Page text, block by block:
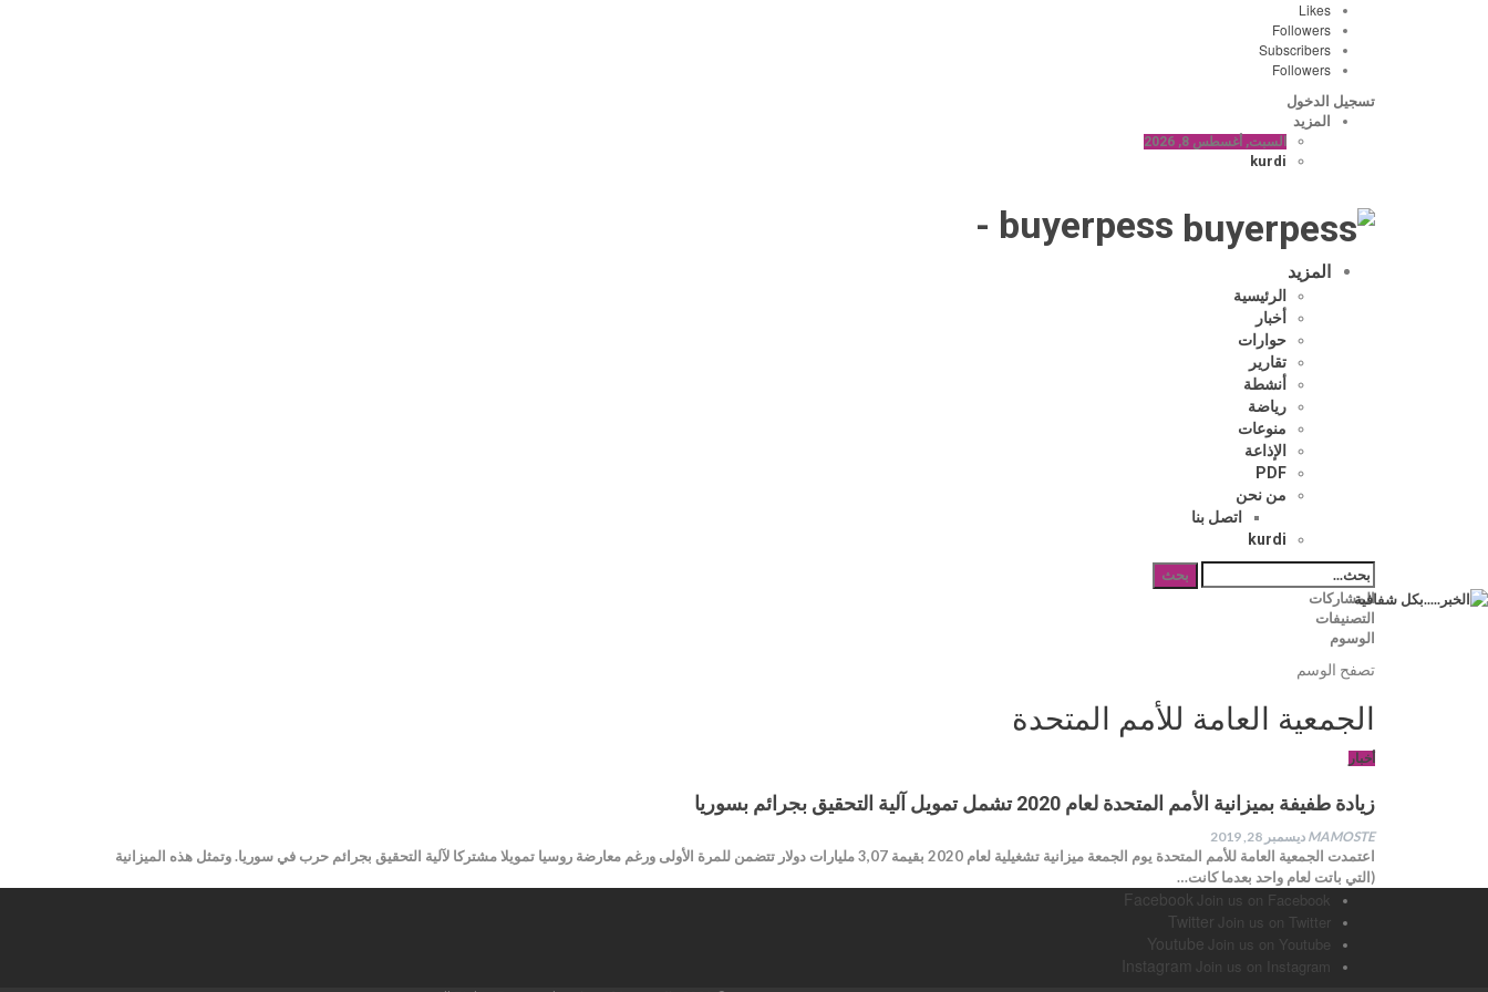
Likes
Followers
Subscribers
Followers
تسجيل الدخول
المزيد
السبت, أغسطس 8, 2026
kurdi
buyerpess -
المزيد
الرئيسية
أخبار
حوارات
تقارير
أنشطة
رياضة
منوعات
الإذاعة
PDF
من نحن
اتصل بنا
kurdi
المشاركات
التصنيفات
الوسوم
الصفحة الرئيسية
تصفح الوسم
الجمعية العامة للأمم المتحدة
أخبار
زيادة طفيفة بميزانية الأمم المتحدة لعام 2020 تشمل تمويل آلية التحقيق بجرائم بسوريا
MAMOSTE ديسمبر 28, 2019
اعتمدت الجمعية العامة للأمم المتحدة يوم الجمعة ميزانية تشغيلية لعام 2020 بقيمة 3,07 مليارات دولار تتضمن للمرة الأولى ورغم معارضة روسيا تمويلا مشتركا لآلية التحقيق بجرائم حرب في سوريا. وتمثل هذه الميزانية
(التي باتت لعام واحد بعدما كانت…
Facebook Join us on Facebook
Twitter Join us on Twitter
Youtube Join us on Youtube
Instagram Join us on Instagram